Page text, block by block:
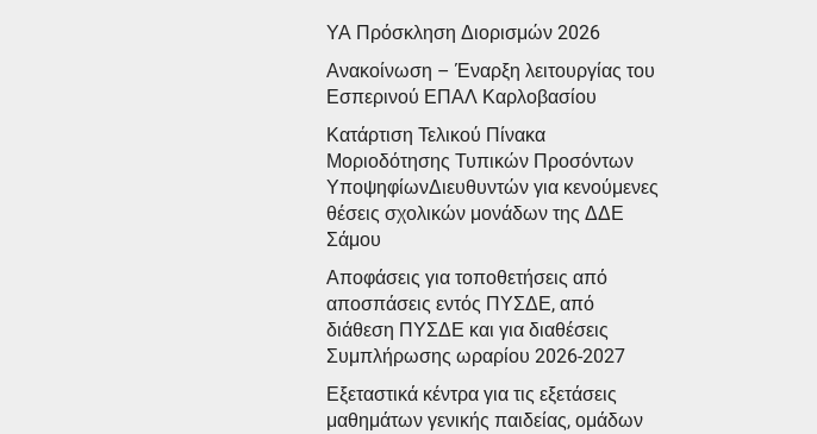
ΥΑ Πρόσκληση Διορισμών 2026
Ανακοίνωση – Έναρξη λειτουργίας του
Εσπερινού ΕΠΑΛ Καρλοβασίου
Κατάρτιση Τελικού Πίνακα
Μοριοδότησης Τυπικών Προσόντων
ΥποψηφίωνΔιευθυντών για κενούμενες
θέσεις σχολικών μονάδων της ΔΔΕ
Σάμου
Αποφάσεις για τοποθετήσεις από
αποσπάσεις εντός ΠΥΣΔΕ, από
διάθεση ΠΥΣΔΕ και για διαθέσεις
Συμπλήρωσης ωραρίου 2026-2027
Εξεταστικά κέντρα για τις εξετάσεις
μαθημάτων γενικής παιδείας, ομάδων